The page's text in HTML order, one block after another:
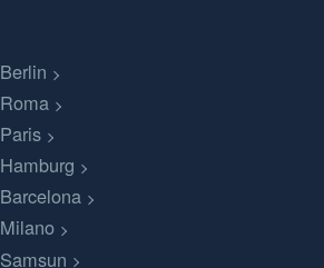
Berlin
Roma
Paris
Hamburg
Barcelona
Milano
Samsun